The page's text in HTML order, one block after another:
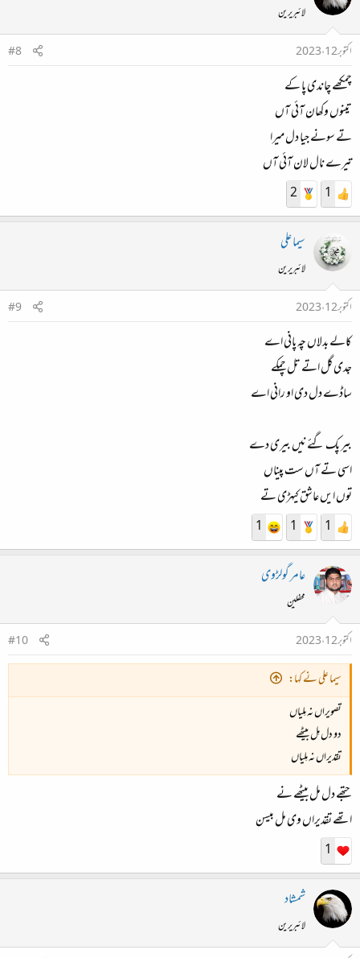
لائبریرین
اکتوبر 12، 2023
#8
چمکھے چاندی پا کے
تینوں وکھان آئی آں
تے سونے جیا دل میرا
تیرے نال لان آئی آں
1
2
سیما علی
لائبریرین
اکتوبر 12، 2023
#9
کالے بدلاں چہ پانی اے
جدی گل اتے تل چمکے
ساڈے دل دی او رانی اے
بیر پک گئے نیں بیری دے
اسی تے آں ست پیناں
توں ایں عاشق کیہڑی تے
1
1
1
عامر گولڑوی
محفلین
اکتوبر 12، 2023
#10
سیما علی نے کہا:
تصویراں نہ مِلیاں
دو دل مِل بیٹھے
تقدیراں نہ مِلیاں
جتھے دل مل بیٹھے نے
اتھے تقدیراں وی مل بیسن
1
شمشاد
لائبریرین